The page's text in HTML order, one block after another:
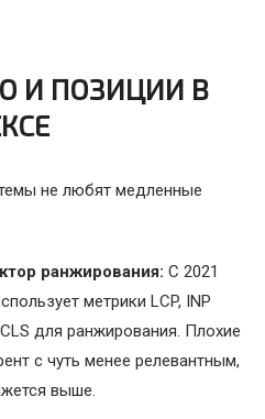
И ПОЗИЦИИ В
не любят медленные
ранжирования: С 2021
метрики LCP, INP
для ранжирования. Плохие
с чуть менее релевантным,
выше.